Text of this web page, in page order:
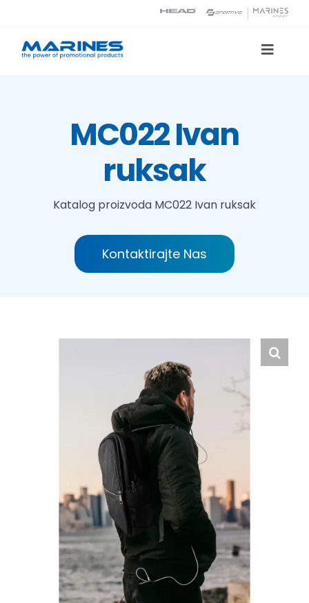
content
Toggle
Tehnologije tiskaMC022 Ivan
ruksak
Katalog proizvoda MC022 Ivan ruksak
Kontaktirajte Nas